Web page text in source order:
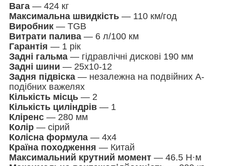
Вага — 424 кг
Максимальна швидкість — 110 км/год
Виробник — TGB
Витрати палива — 6 л/100 км
Гарантія — 1 рік
Задні гальма — гідравлічні дискові 190 мм
Задні шини — 25х10-12
Задня підвіска — незалежна на подвійних А-
подібних важелях
Кількість місць — 2
Кількість циліндрів — 1
Кліренс — 280 мм
Колір — сірий
Колісна формула — 4х4
Країна походження — Китай
Максимальний крутний момент — 46.5 Н·м